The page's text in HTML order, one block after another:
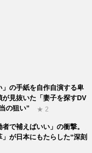
」の手紙を自作自演する卑
見抜いた「妻子を探すDV
の狙い”
★ 2
者で補えばいい」の衝撃。
が日本にもたらした“深刻